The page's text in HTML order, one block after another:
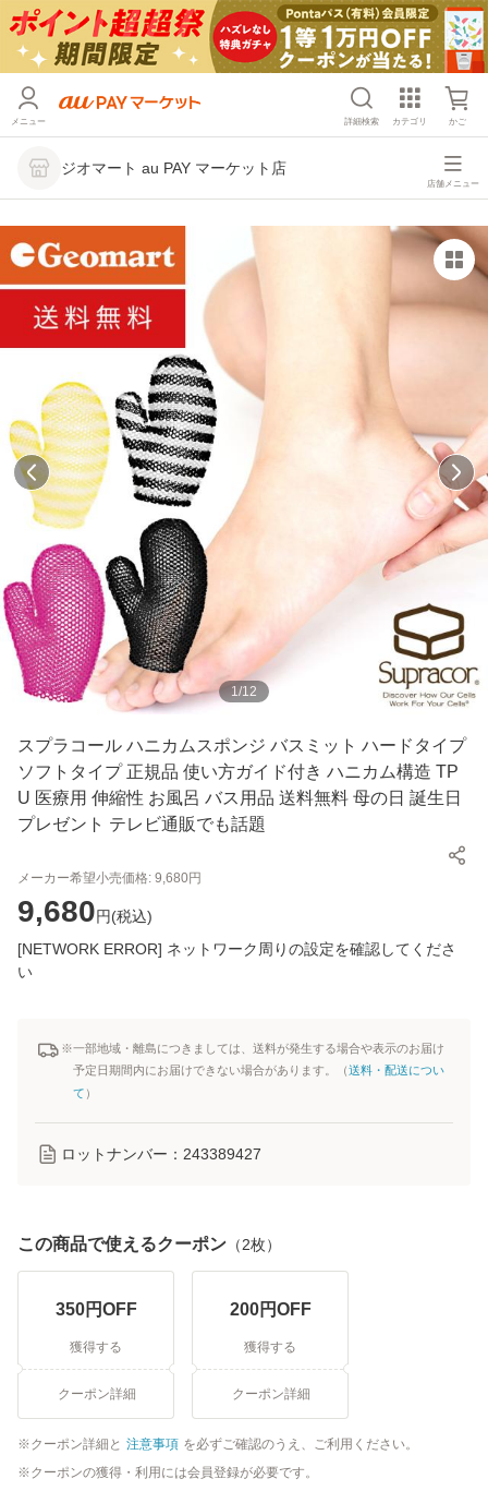
メニュー 詳細検索 カテゴリ かご
ジオマート au PAY マーケット店
店舗メニュー
1/12
スプラコール ハニカムスポンジ バスミット ハードタイプ
ソフトタイプ 正規品 使い方ガイド付き ハニカム構造 TP
U 医療用 伸縮性 お風呂 バス用品 送料無料 母の日 誕生日
プレゼント テレビ通販でも話題
メーカー希望小売価格: 9,680円
9,680円(税込)
[NETWORK ERROR] ネットワーク周りの設定を確認してくださ
い
※一部地域・離島につきましては、送料が発生する場合や表示のお届け
予定日期間内にお届けできない場合があります。（送料・配送につい
て ）
ロットナンバー： 243389427
この商品で使えるクーポン （2枚）
350円OFF
獲得する
クーポン詳細
200円OFF
獲得する
クーポン詳細
クーポン詳細と 注意事項 を必ずご確認のうえ、ご利用ください。
クーポンの獲得・利用には会員登録が必要です。